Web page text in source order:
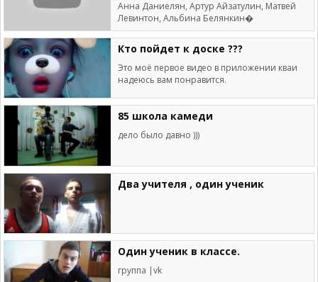
Анна Даниелян, Артур Айзатулин, Матвей
Левинтон, Альбина Белянкин�
Кто пойдет к доске ???
Это моё первое видео в приложении кваи
надеюсь вам понравится.
85 школа камеди
дело было давно )))
Два учителя , один ученик
Один ученик в классе.
группа |vk